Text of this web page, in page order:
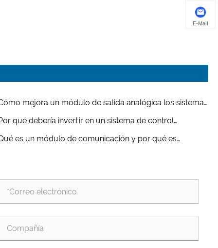
mejora un módulo de salida analógica los sistemas
control industrial?
qué debería invertir en un sistema de control
es un módulo de comunicación y por qué es
E-Mail